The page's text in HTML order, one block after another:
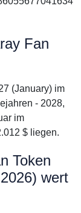
Fan
(January) im
- 2028,
im
$ liegen.
Token
wert